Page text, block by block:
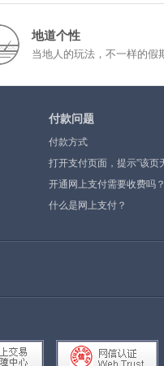
地道个性
当地人的玩法，不一样的假
付款问题
付款方式
打开支付页面，提示”该页
示”或空白页，可能是什么
开通网上支付需要收费吗？
什么是网上支付？